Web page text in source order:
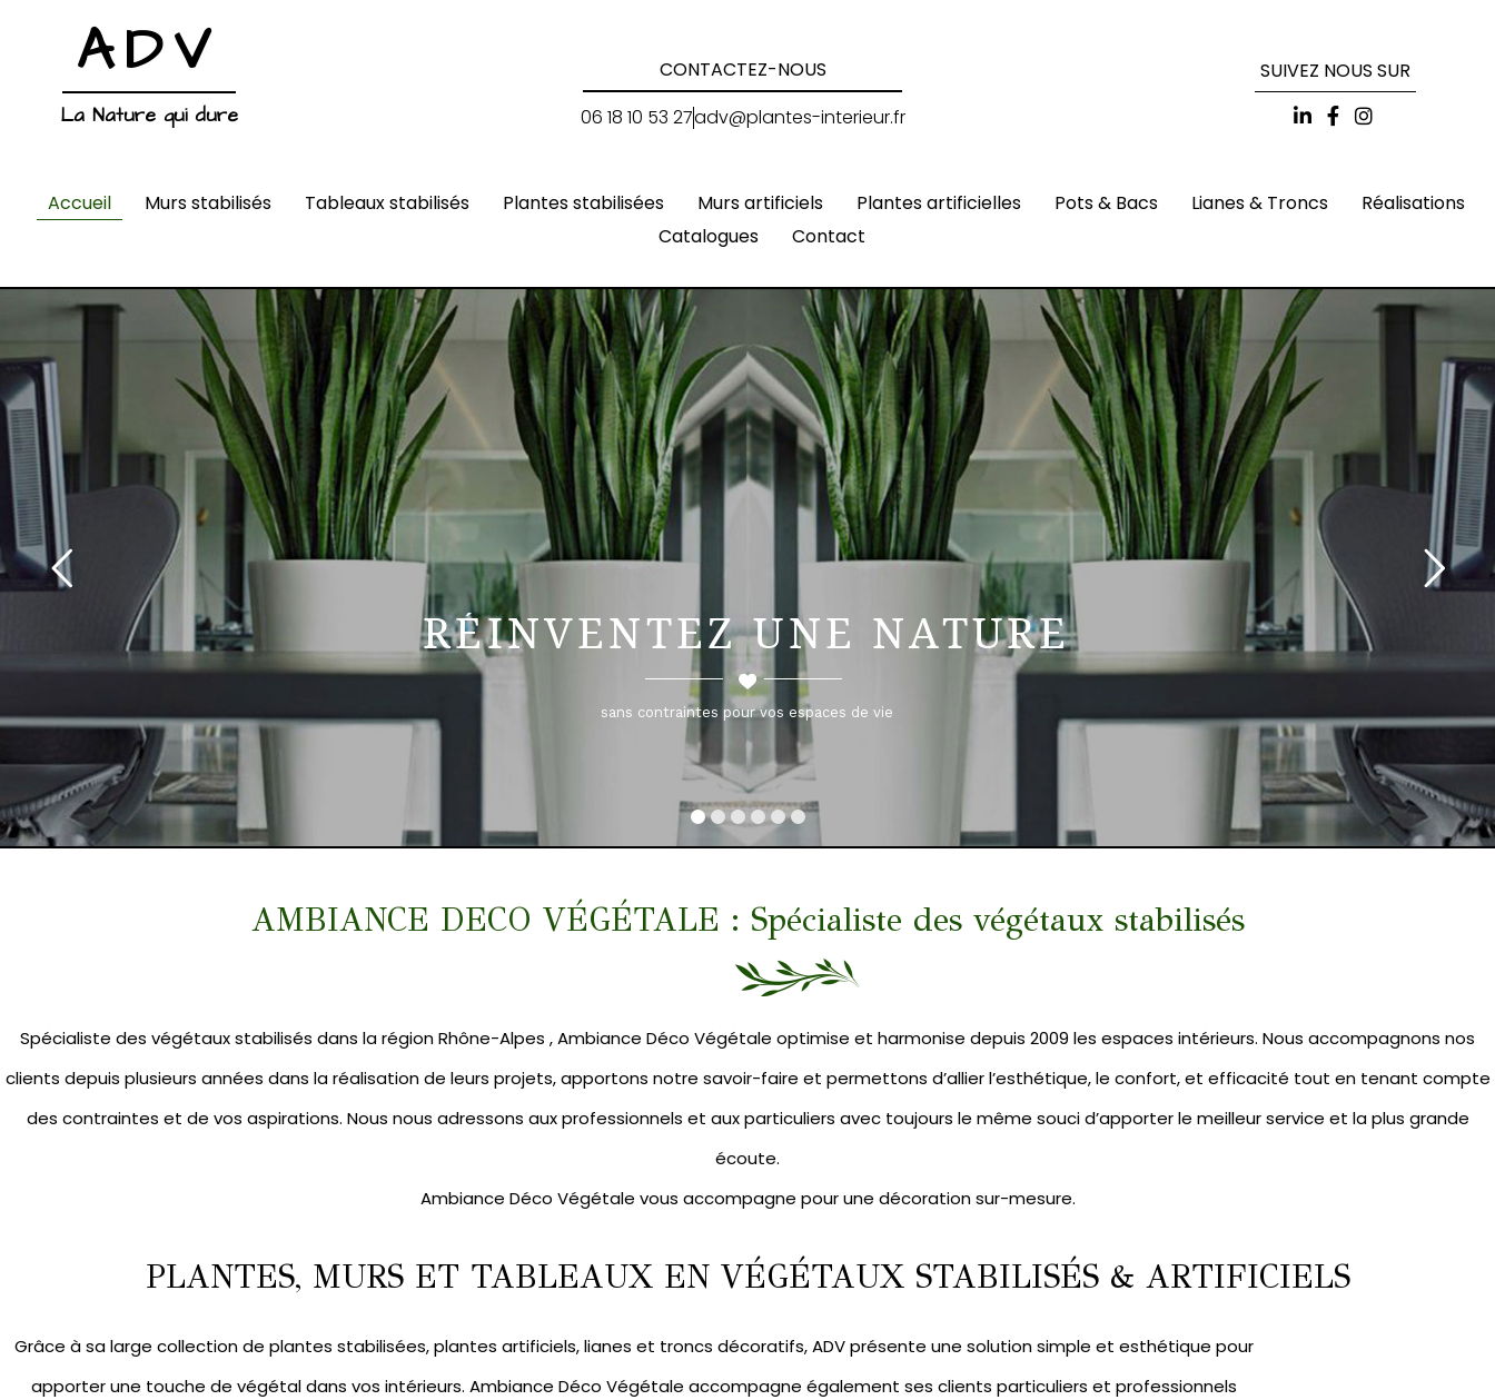
ADV
La Nature qui dure
CONTACTEZ-NOUS
06 18 10 53 27adv@plantes-interieur.fr
SUIVEZ NOUS SUR
Accueil Murs stabilisés Tableaux stabilisés Plantes stabilisées Murs artificiels Plantes artificielles Pots & Bacs Lianes & Troncs
Réalisations
Catalogues
Contact
RÉINVENTEZ UNE NATURE
sans contraintes pour vos espaces de vie
AMBIANCE DECO VÉGÉTALE : Spécialiste des végétaux stabilisés
Spécialiste des végétaux stabilisés dans la région Rhône-Alpes , Ambiance Déco Végétale optimise et harmonise depuis 2009 les espaces intérieurs. Nous accompagnons nos
clients depuis plusieurs années dans la réalisation de leurs projets, apportons notre savoir-faire et permettons d’allier l’esthétique, le confort, et efficacité tout en tenant compte
des contraintes et de vos aspirations. Nous nous adressons aux professionnels et aux particuliers avec toujours le même souci d’apporter le meilleur service et la plus grande
écoute.
Ambiance Déco Végétale vous accompagne pour une décoration sur-mesure.
PLANTES, MURS ET TABLEAUX EN VÉGÉTAUX STABILISÉS & ARTIFICIELS
Grâce à sa large collection de plantes stabilisées,plantes artificiels,lianes et troncs décoratifs, ADV présente une solution simple et esthétique pour
apporter une touche de végétal dans vos intérieurs. Ambiance Déco Végétale accompagne également ses clients particuliers et professionnels